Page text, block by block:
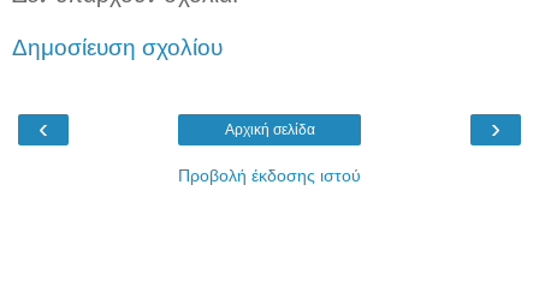
Δημοσίευση σχολίου
‹ ›
Αρχική σελίδα
Προβολή έκδοσης ιστού